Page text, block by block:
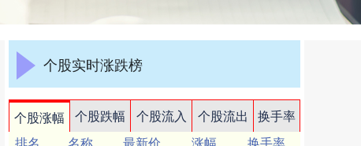
个股实时涨跌榜
个股涨幅 个股跌幅 个股流入 个股流出
换手率